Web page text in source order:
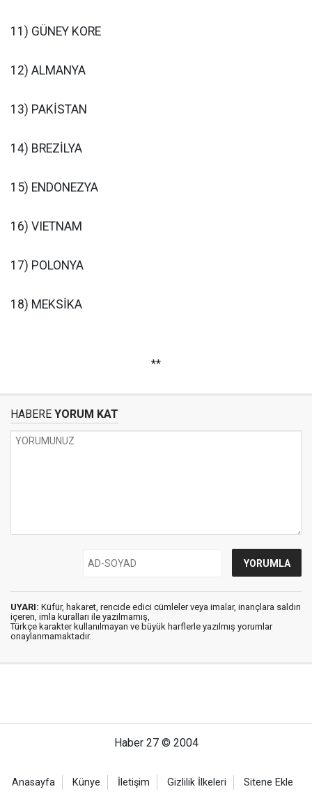
11) GÜNEY KORE
12) ALMANYA
13) PAKİSTAN
14) BREZİLYA
15) ENDONEZYA
16) VIETNAM
17) POLONYA
18) MEKSİKA
**
HABERE YORUM KAT
UYARI: Küfür, hakaret, rencide edici cümleler veya imalar, inançlara saldırı
içeren, imla kuralları ile yazılmamış,
Türkçe karakter kullanılmayan ve büyük harflerle yazılmış yorumlar
onaylanmamaktadır.
Haber 27 © 2004
Anasayfa Künye İletişim Gizlilik İlkeleri Sitene Ekle